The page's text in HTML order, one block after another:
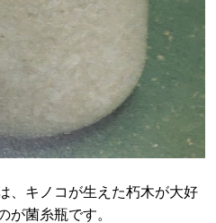
、キノコが生えた朽木が大好
が菌糸瓶です。